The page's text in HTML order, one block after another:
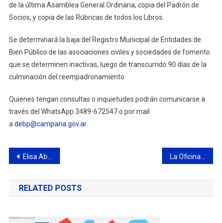
de la última Asamblea General Ordinaria, copia del Padrón de
Socios, y copia de las Rúbricas de todos los Libros.
Se determinará la baja del Registro Municipal de Entidades de
Bien Público de las asociaciones civiles y sociedades de fomento
que se determinen inactivas, luego de transcurrido 90 días de la
culminación del reempadronamiento.
Quienes tengan consultas o inquietudes podrán comunicarse a
través del WhatsApp 3489-672547 o por mail
a debp@campana.gov.ar.
Navegación
de
entradas
Elisa Abella: “Es una alegría enorme que una atleta becada por el Municipio sea olímpica”
RELATED POSTS